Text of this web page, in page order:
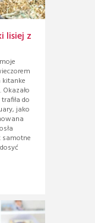
lisiej z
kitanke
do
jako
samotne